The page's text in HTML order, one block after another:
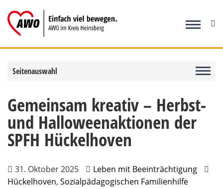
Inhalt
springen
Seitenauswahl
Gemeinsam kreativ – Herbst-
und Halloweenaktionen der
SPFH Hückelhoven
31. Oktober 2025
Leben mit Beeinträchtigung
Hückelhoven, Sozialpädagogischen Familienhilfe